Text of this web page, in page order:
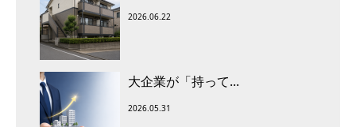
2026.06.22
大企業が「持って...
2026.05.31